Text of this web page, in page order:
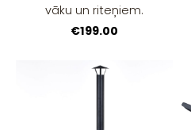
vāku un riteņiem.
€199.00